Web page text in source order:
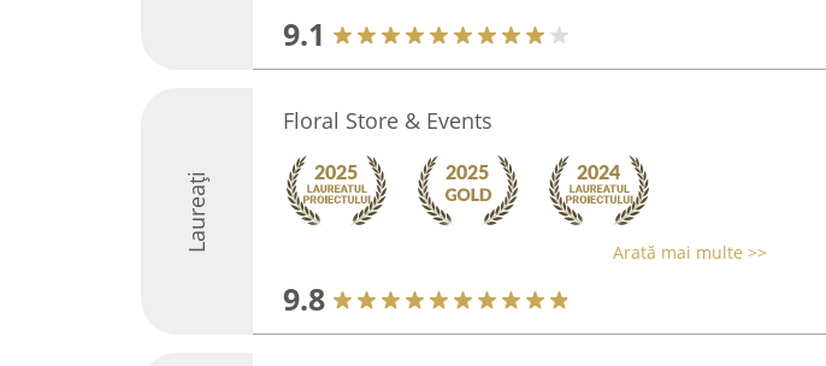
9.1
Laureați
Floral Store & Events
Arată mai multe >>
9.8